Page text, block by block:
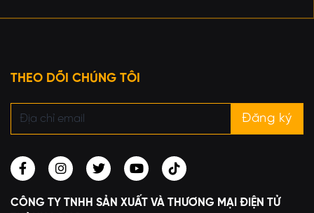
THEO DÕI CHÚNG TÔI
CÔNG TY TNHH SẢN XUẤT VÀ THƯƠNG MẠI ĐIỆN TỬ